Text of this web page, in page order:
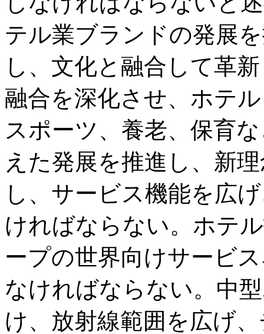
テル業ブランドの発展
し、文化と融合して革
融合を深化させ、ホテ
スポーツ、養老、保育
えた発展を推進し、新
し、サービス機能を広
ければならない。ホテ
ープの世界向けサービ
なければならない。中
け、放射線範囲を広げ